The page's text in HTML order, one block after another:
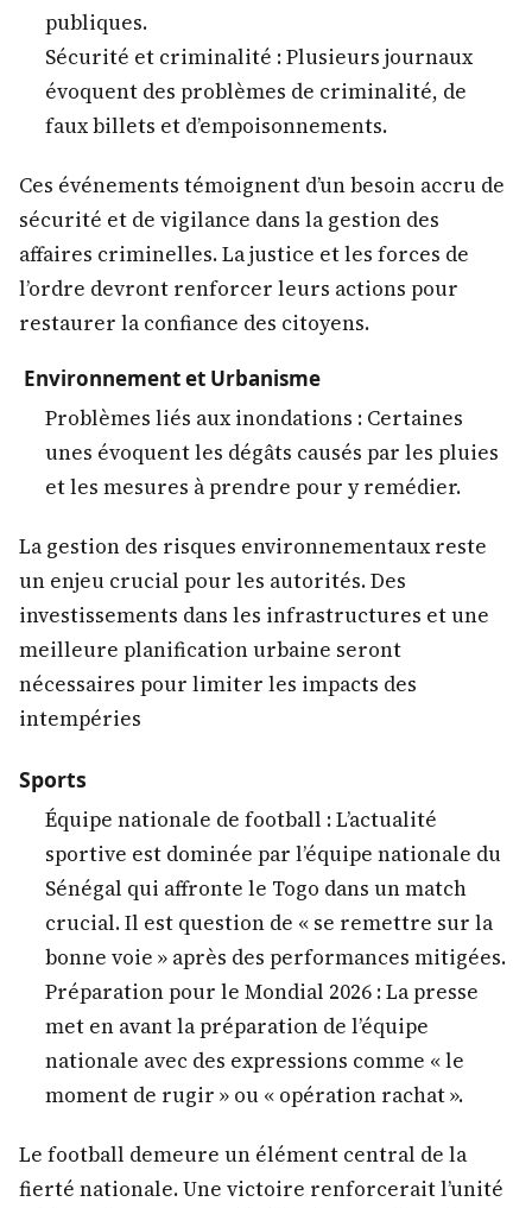
publiques.
Sécurité et criminalité : Plusieurs journaux
évoquent des problèmes de criminalité, de
faux billets et d’empoisonnements.
Ces événements témoignent d’un besoin accru de
sécurité et de vigilance dans la gestion des
affaires criminelles. La justice et les forces de
l’ordre devront renforcer leurs actions pour
restaurer la confiance des citoyens.
Environnement et Urbanisme
Problèmes liés aux inondations : Certaines
unes évoquent les dégâts causés par les pluies
et les mesures à prendre pour y remédier.
La gestion des risques environnementaux reste
un enjeu crucial pour les autorités. Des
investissements dans les infrastructures et une
meilleure planification urbaine seront
nécessaires pour limiter les impacts des
intempéries
Sports
Équipe nationale de football : L’actualité
sportive est dominée par l’équipe nationale du
Sénégal qui affronte le Togo dans un match
crucial. Il est question de « se remettre sur la
bonne voie » après des performances mitigées.
Préparation pour le Mondial 2026 : La presse
met en avant la préparation de l’équipe
nationale avec des expressions comme « le
moment de rugir » ou « opération rachat ».
Le football demeure un élément central de la
fierté nationale. Une victoire renforcerait l’unité